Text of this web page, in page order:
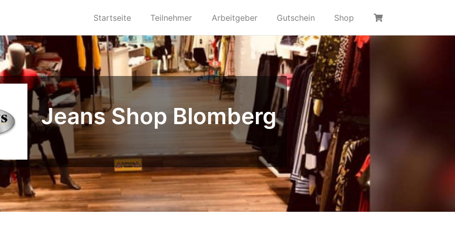
Startseite Teilnehmer Arbeitgeber Gutschein Shop
Jeans Shop Blomberg